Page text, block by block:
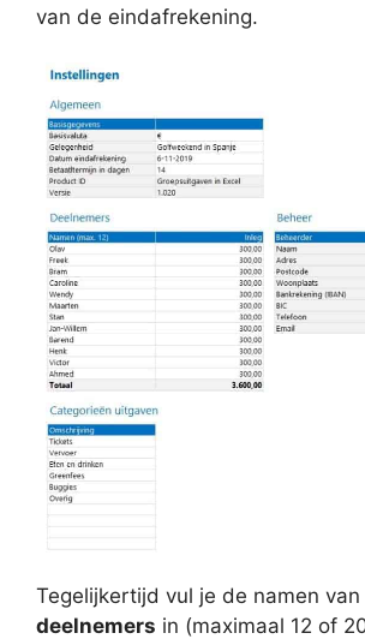
van de eindafrekening.
Tegelijkertijd vul je de namen van
deelnemers in (maximaal 12 of